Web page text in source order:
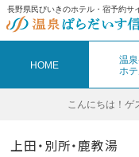
長野県民びいきのホテル・宿予約サ
HOME
温
ホ
こんにちは！ ゲ
上田・別所・鹿教湯